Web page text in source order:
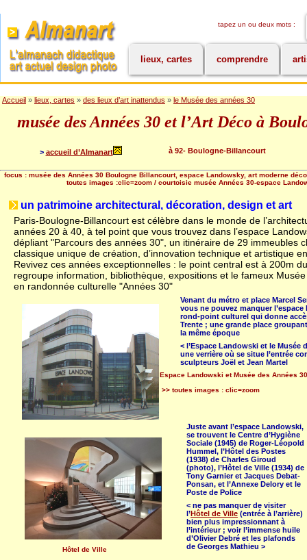
tapez un ou deux mots :
lieux, cartes comprendre
Accueil » lieux, cartes » des lieux d’art inattendus » le Musée des années 30
musée des Années 30 et l’Art Déco à
> accueil d’Almanart à 92- Boulogne-Billancourt
focus : musée des Années 30 Boulogne Billancourt, espace Landowsky, art moderne
toutes images :clic=zoom / courtoisie musée Années 30-espace
un patrimoine architectural, décoration, design et art
Paris-Boulogne-Billancourt est célèbre dans le monde de
années 20 à 40, à tel point que vous trouvez dans l’espace
dépliant "Parcours des années 30", un itinéraire de 29 immeubles
classique unique de création, d’innovation technique et artistique
Revivez ces années exceptionnelles : le point central est à 200m
regroupe information, bibliothèque, expositions et le fameux
en randonnée culturelle "Années 30"
Venant du métro et place Marcel
vous ne pouvez manquer
rond-point culturel qui donne
Trente ; une grande place
la même époque
< l’Espace Landowski et le
une verrière où se situe l’entrée
sculpteurs Joël et Jean Martel
Espace Landowski et Musée des Années 30
>> toutes images : clic=zoom
Hôtel de Ville
Juste avant l’espace Landowski,
se trouvent le Centre d’Hygiène
Sociale (1945) de Roger-Léopold
Hummel, l’Hôtel des Postes
(1938) de Charles Giroud
(photo), l’Hôtel de Ville (1934) de
Tony Garnier et Jacques Debat-
Ponsan, et l’Annexe Delory et le
Poste de Police
< ne pas manquer de visiter
l’Hôtel de Ville (entrée à l’arrière)
bien plus impressionnant à
l’intérieur ; voir l’immense huile
d’Olivier Debré et les plafonds
de Georges Mathieu >